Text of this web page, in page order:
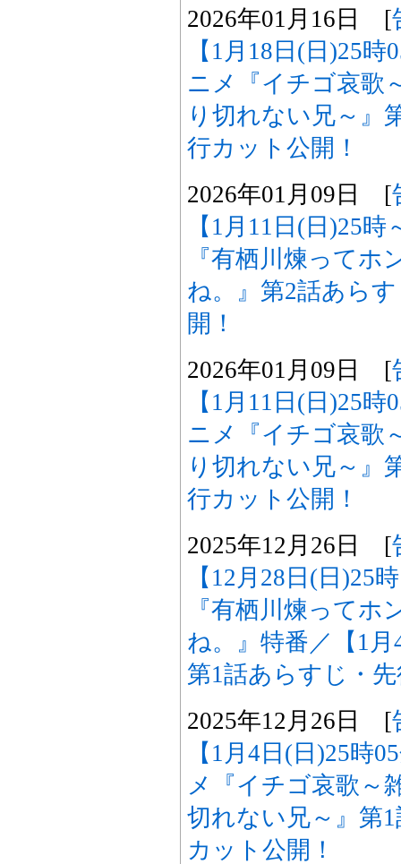
2026年01月16日 [
【1月18日(日)25
ニメ『イチゴ哀歌
り切れない兄～
行カット公開！
2026年01月09日 [
【1月11日(日)25
『有栖川煉ってホ
ね。』第2話あら
開！
2026年01月09日 [
【1月11日(日)25
ニメ『イチゴ哀歌
り切れない兄～
行カット公開！
2025年12月26日 [
【12月28日(日)25
『有栖川煉ってホ
ね。』特番／【1
第1話あらすじ・
2025年12月26日 [
【1月4日(日)25時
メ『イチゴ哀歌～
切れない兄～』第
カット公開！